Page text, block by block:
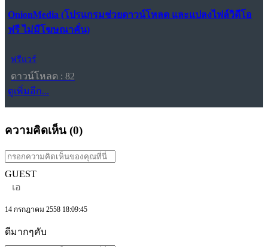
OnionMedia (โปรแกรมช่วยดาวน์โหลด และแปลงไฟล์วิดีโอ
ฟรี ไม่มีโฆษณาคั่น)
ฟรีแวร์
ดาวน์โหลด : 82
ดูเพิ่มอีก...
ความคิดเห็น (0)
GUEST
เอ
14 กรกฎาคม 2558 18:09:45
ดีมากๆคับ